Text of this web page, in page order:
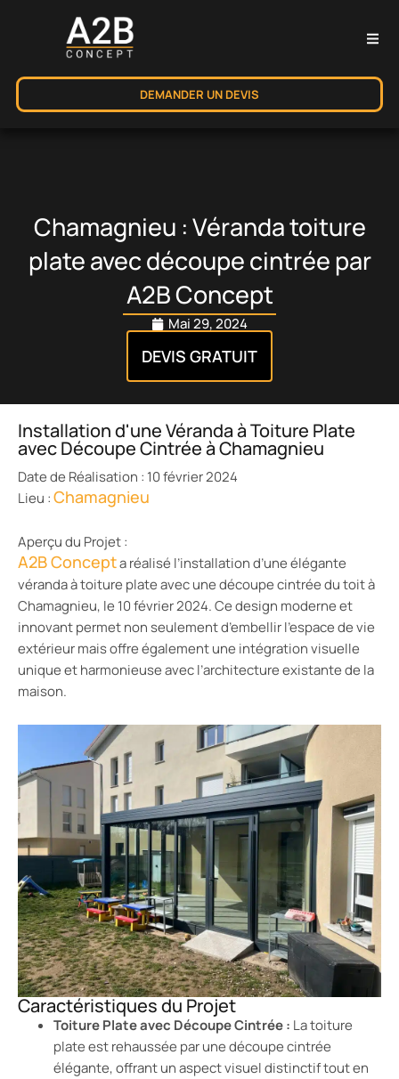
DEMANDER UN DEVIS
Chamagnieu : Véranda toiture
plate avec découpe cintrée par
A2B Concept
Mai 29, 2024
DEVIS GRATUIT
Installation d'une Véranda à Toiture Plate
avec Découpe Cintrée à Chamagnieu
Date de Réalisation : 10 février 2024
Lieu :Chamagnieu
Aperçu du Projet :
A2B Concepta réalisé l’installation d’une élégante
véranda à toiture plate avec une découpe cintrée du toit à
Chamagnieu, le 10 février 2024. Ce design moderne et
innovant permet non seulement d’embellir l’espace de vie
extérieur mais offre également une intégration visuelle
unique et harmonieuse avec l’architecture existante de la
maison.
Caractéristiques du Projet
Toiture Plate avec Découpe Cintrée : La toiture
plate est rehaussée par une découpe cintrée
élégante, offrant un aspect visuel distinctif tout en